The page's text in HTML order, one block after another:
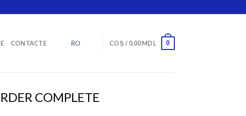
CONTACTE RO COȘ / 0.00MDL 0
COMPLETE